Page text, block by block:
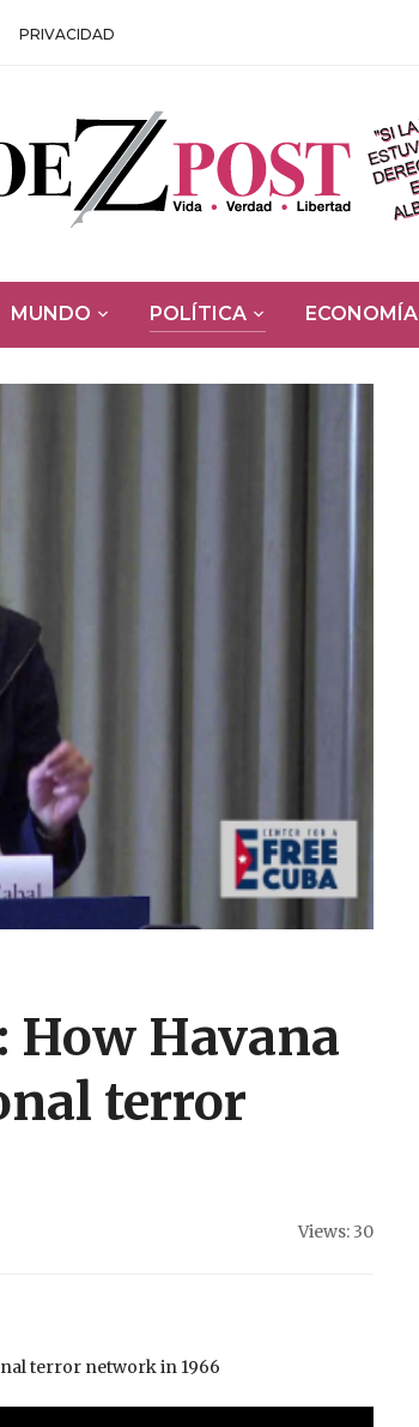
PRIVACIDAD
MUNDO POLÍTICA ECONOMÍA
How Havana
terror
Views: 30
terror network in 1966